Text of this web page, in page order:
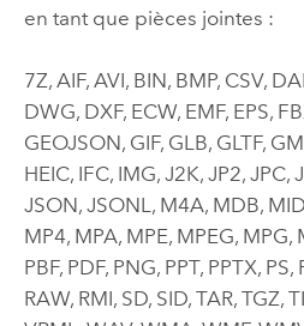
en tant que pièces jointes :
7Z, AIF, AVI, BIN, BMP, CSV,
DWG, DXF, ECW, EMF, EPS,
GEOJSON, GIF, GLB, GLTF,
HEIC, IFC, IMG, J2K, JP2, JPC,
JSON, JSONL, M4A, MDB,
MP4, MPA, MPE, MPEG, MPG,
PBF, PDF, PNG, PPT, PPTX,
RAW, RMI, SD, SID, TAR, TGZ,